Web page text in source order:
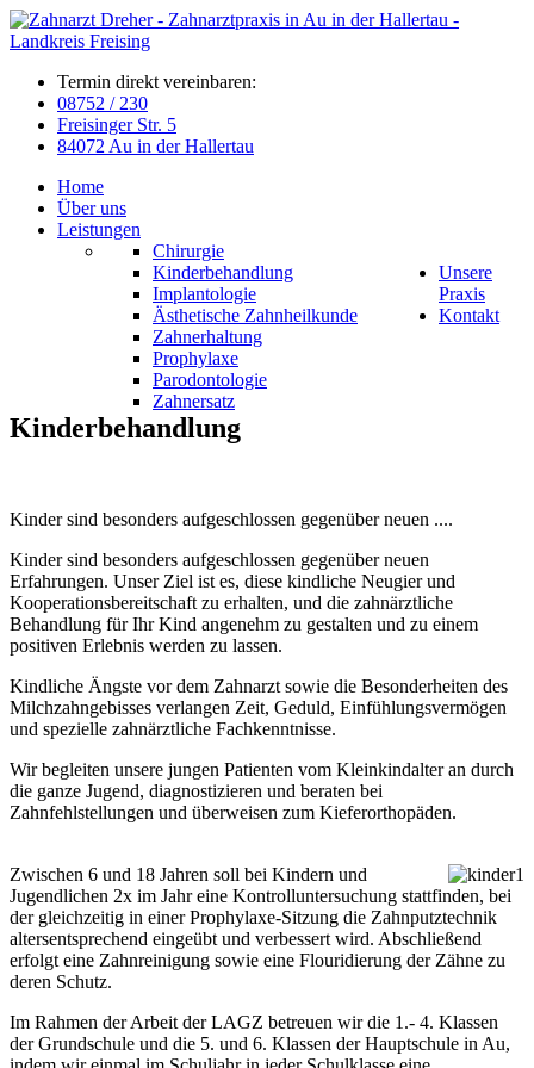
Termin direkt vereinbaren:
08752 / 230
Freisinger Str. 5
84072 Au in der Hallertau
Home
Über uns
Leistungen
Chirurgie
Kinderbehandlung
Implantologie
Ästhetische Zahnheilkunde
Zahnerhaltung
Prophylaxe
Parodontologie
Zahnersatz
Unsere
Praxis
Kontakt
Kinderbehandlung
Kinder sind besonders aufgeschlossen gegenüber neuen ....
Kinder sind besonders aufgeschlossen gegenüber neuen
Erfahrungen. Unser Ziel ist es, diese kindliche Neugier und
Kooperationsbereitschaft zu erhalten, und die zahnärztliche
Behandlung für Ihr Kind angenehm zu gestalten und zu einem
positiven Erlebnis werden zu lassen.
Kindliche Ängste vor dem Zahnarzt sowie die Besonderheiten des
Milchzahngebisses verlangen Zeit, Geduld, Einfühlungsvermögen
und spezielle zahnärztliche Fachkenntnisse.
Wir begleiten unsere jungen Patienten vom Kleinkindalter an durch
die ganze Jugend, diagnostizieren und beraten bei
Zahnfehlstellungen und überweisen zum Kieferorthopäden.
Zwischen 6 und 18 Jahren soll bei Kindern und
Jugendlichen 2x im Jahr eine Kontrolluntersuchung stattfinden, bei
der gleichzeitig in einer Prophylaxe-Sitzung die Zahnputztechnik
altersentsprechend eingeübt und verbessert wird. Abschließend
erfolgt eine Zahnreinigung sowie eine Flouridierung der Zähne zu
deren Schutz.
Im Rahmen der Arbeit der LAGZ betreuen wir die 1.- 4. Klassen
der Grundschule und die 5. und 6. Klassen der Hauptschule in Au,